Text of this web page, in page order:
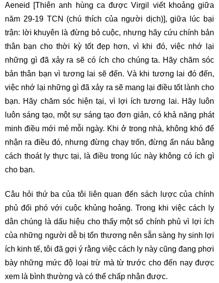
Aeneid [Thiên anh hùng ca được Virgil viết khoảng giữa
năm 29-19 TCN (chú thích của người dịch)], giữa lúc bại
trận: lời khuyên là đừng bỏ cuộc, nhưng hãy cứu chính bản
thân bạn cho thời kỳ tốt đẹp hơn, vì khi đó, việc nhớ lại
những gì đã xảy ra sẽ có ích cho chúng ta. Hãy chăm sóc
bản thân bạn vì tương lai sẽ đến. Và khi tương lai đó đến,
việc nhớ lại những gì đã xảy ra sẽ mang lại điều tốt lành cho
bạn. Hãy chăm sóc hiện tại, vì lợi ích tương lai. Hãy luôn
luôn sáng tạo, một sự sáng tạo đơn giản, có khả năng phát
minh điều mới mẻ mỗi ngày. Khi ở trong nhà, không khó để
nhận ra điều đó, nhưng đừng chạy trốn, đừng ẩn náu bằng
cách thoát ly thực tại, là điều trong lúc này không có ích gì
cho bạn.
Câu hỏi thứ ba của tôi liên quan đến sách lược của chính
phủ đối phó với cuộc khủng hoảng. Trong khi việc cách ly
dân chúng là dấu hiệu cho thấy một số chính phủ vì lợi ích
của những người dễ bị tổn thương nên sẵn sàng hy sinh lợi
ích kinh tế, tôi đã gợi ý rằng việc cách ly này cũng đang phơi
bày những mức độ loại trừ mà từ trước cho đến nay được
xem là bình thường và có thể chấp nhận được.